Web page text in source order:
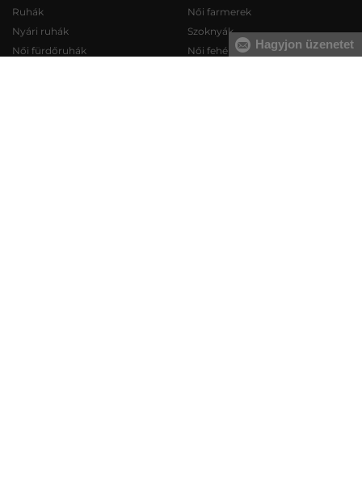
Ruhák
Nyári ruhák
Női fürdőruhák
Női farmerek
Szoknyák
Női fehérneműkHagyjon üzenetet